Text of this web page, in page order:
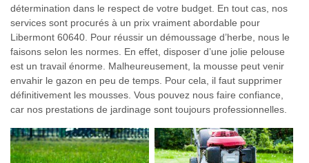
détermination dans le respect de votre budget. En tout cas, nos
services sont procurés à un prix vraiment abordable pour
Libermont 60640. Pour réussir un démoussage d’herbe, nous le
faisons selon les normes. En effet, disposer d’une jolie pelouse
est un travail énorme. Malheureusement, la mousse peut venir
envahir le gazon en peu de temps. Pour cela, il faut supprimer
définitivement les mousses. Vous pouvez nous faire confiance,
car nos prestations de jardinage sont toujours professionnelles.